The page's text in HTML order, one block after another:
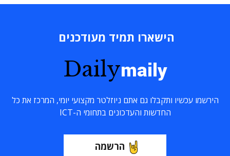
הישארו תמיד מעודכנים
Dailymaily
הירשמו עכשיו ותקבלו גם אתם ניוזלטר מקצועי יומי, המרכז את כל
החדשות והעדכונים בתחומי ה-ICT
הרשמה